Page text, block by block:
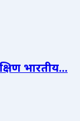
भारतीय...